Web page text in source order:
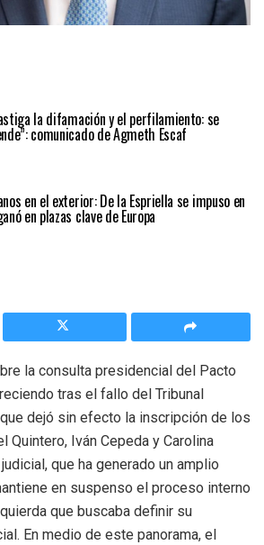
la difamación y el perfilamiento: se
comunicado de Agmeth Escaf
en el exterior: De la Espriella se impuso en
en plazas clave de Europa
la consulta presidencial del Pacto
tras el fallo del Tribunal
dejó sin efecto la inscripción de los
Quintero, Iván Cepeda y Carolina
que ha generado un amplio
en suspenso el proceso interno
que buscaba definir su
En medio de este panorama, el